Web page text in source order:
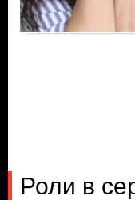
Роли в